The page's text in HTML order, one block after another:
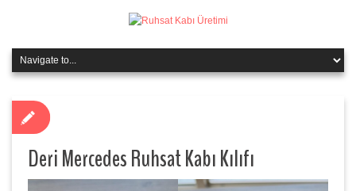
Deri Mercedes Ruhsat Kabı Kılıfı